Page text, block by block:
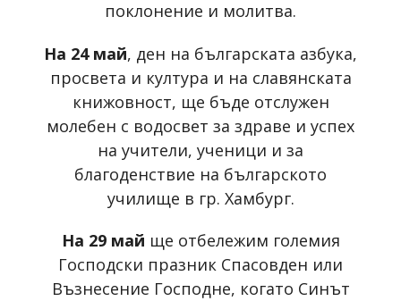
поклонение и молитва.
На 24 май, ден на българската азбука,
просвета и култура и на славянската
книжовност, ще бъде отслужен
молебен с водосвет за здраве и успех
на учители, ученици и за
благоденствие на българското
училище в гр. Хамбург.
На 29 май ще отбележим големия
Господски празник Спасовден или
Възнесение Господне, когато Синът